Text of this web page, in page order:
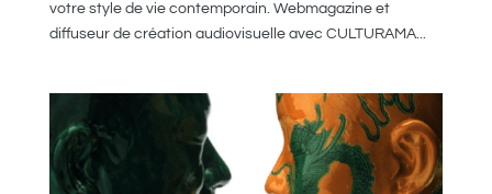
votre style de vie contemporain. Webmagazine et
diffuseur de création audiovisuelle avec CULTURAMA...